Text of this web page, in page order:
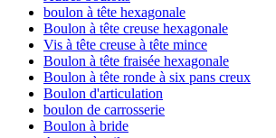
boulon à tête hexagonale
Boulon à tête creuse hexagonale
Vis à tête creuse à tête mince
Boulon à tête fraisée hexagonale
Boulon à tête ronde à six pans creux
Boulon d'articulation
boulon de carrosserie
Boulon à bride